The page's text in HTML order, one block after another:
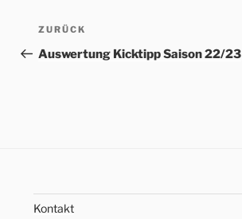
Beitrags-
Navigation
Vorheriger
Beitrag
ZURÜCK
Auswertung Kicktipp Saison 22/23
Kontakt